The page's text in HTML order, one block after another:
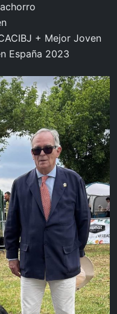
+ Mejor Joven
España 2023